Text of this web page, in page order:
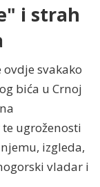
i strah
svakako
bića u Crnoj
ugroženosti
izgleda,
vladar i